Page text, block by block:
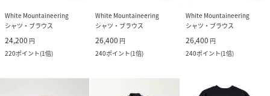
White Mountaineering
シャツ・ブラウス
24,200 円
220ポイント(1倍)
White Mountaineering
シャツ・ブラウス
26,400 円
240ポイント(1倍)
White Mountaineering
シャツ・ブラウス
26,400 円
240ポイント(1倍)